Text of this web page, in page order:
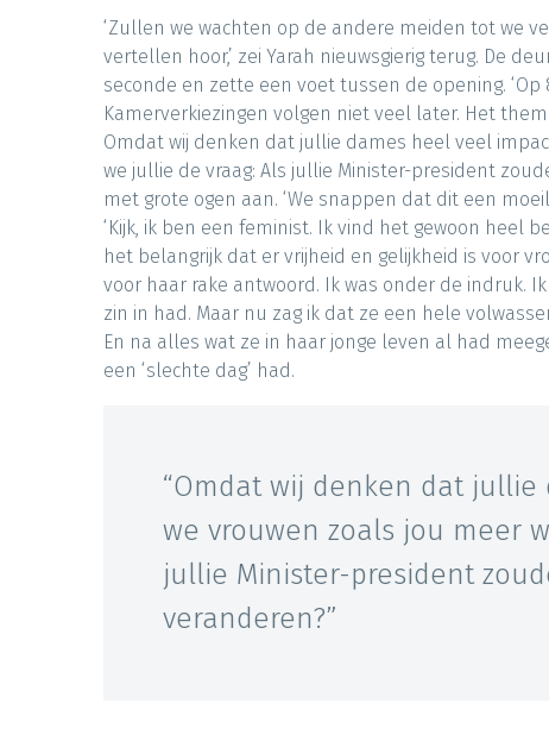
‘Zullen we wachten op de andere meiden tot we
vertellen hoor,’ zei Yarah nieuwsgierig terug. De
seconde en zette een voet tussen de opening.
Kamerverkiezingen volgen niet veel later. Het
Omdat wij denken dat jullie dames heel veel
we jullie de vraag: Als jullie Minister-president
met grote ogen aan. ‘We snappen dat dit een
‘Kijk, ik ben een feminist. Ik vind het gewoon heel
het belangrijk dat er vrijheid en gelijkheid is voor
voor haar rake antwoord. Ik was onder de indruk.
zin in had. Maar nu zag ik dat ze een hele
En na alles wat ze in haar jonge leven al had
een ‘slechte dag’ had.
“Omdat wij denken dat
we vrouwen zoals jou meer
jullie Minister-president
veranderen?”